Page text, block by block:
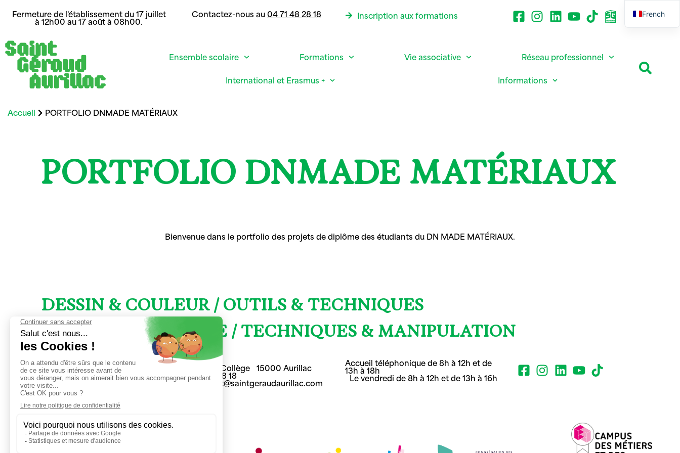
Fermeture de l'établissement du 17 juillet
à 12h00 au 17 août à 08h00.
Contactez-nous au04 71 48 28 18 Inscription aux formations
Ensemble scolaire Formations Vie associative Réseau professionnel
International et Erasmus + Informations
Accueil PORTFOLIO DNMADE MATÉRIAUX
PORTFOLIO DNMADE MATÉRIAUX
Bienvenue dans le portfolio des projets de diplôme des étudiants du DN MADE MATÉRIAUX.
DESSIN & COULEUR / OUTILS & TECHNIQUES
MATIÈRE & TEXTURE / TECHNIQUES & MANIPULATION
23 rue du Collège 15000 Aurillac
04 71 48 28 18
secretariat@saintgeraudaurillac.com
Accueil téléphonique de 8h à 12h et de
13h à 18h
Le vendredi de 8h à 12h et de 13h à 16h
French